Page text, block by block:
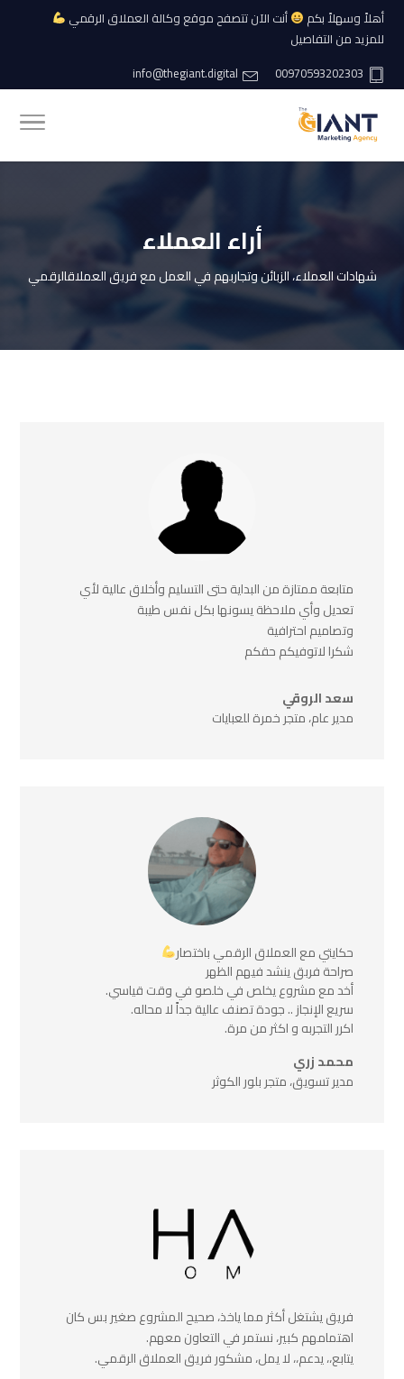
أهلاً وسهلاً بكم
أنت الآن تتصفح موقع وكالة العملاق الرقمي
للمزيد من التفاصيل
00970593202303
info@thegiant.digital
أراء العملاء
شهادات العملاء، الزبائن وتجاربهم في العمل مع فريق العملاقالرقمي
متابعة ممتازة من البداية حتى التسليم وأخلاق عالية لأي
تعديل وأي ملاحظة يسونها بكل نفس طيبة
وتصاميم احترافية
شكرا لاتوفيكم حقكم
سعد الروقي
مدير عام، متجر خمرة للعبايات
حكايتي مع العملاق الرقمي باختصار
صراحة فربق ينشد فيهم الظهر
أخد مع مشروع يخلص في خلصو في وقت قياسي.
سريع الإنجاز .. جودة تصنف عالية جداً لا محاله.
اكرر التجربه و اكثر من مرة.
محمد زري
مدير تسويق، متجر بلور الكوثر
فريق يشتغل أكثر مما ياخذ، صحيح المشروع صغير بس كان
اهتمامهم كبير، نستمر في التعاون معهم.
يتابع،، يدعم،، لا يمل، مشكور فريق العملاق الرقمي.